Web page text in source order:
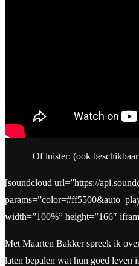
Of luister: (ook
[soundcloud url=”https://
width=”100%” height=”166″
Met Maarten Bakker spreek ik
laten bepalen wat hun goed leven